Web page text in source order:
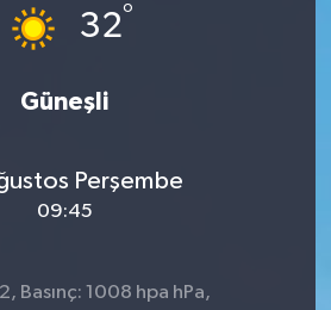
32°
Güneşli
Perşembe
09:45
Basınç: 1008 hpa hPa,